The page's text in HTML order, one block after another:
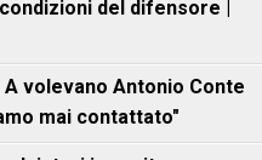
del difensore |
A volevano Antonio Conte
mai contattato"